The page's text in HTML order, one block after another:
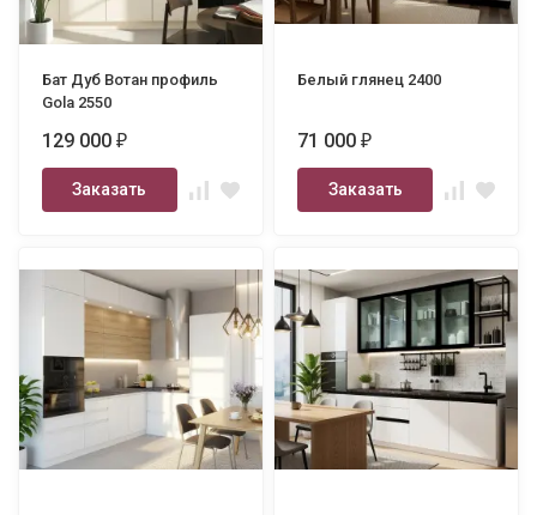
Бат Дуб Вотан профиль
Gola 2550
129 000₽
Заказать
Белый глянец 2400
71 000₽
Заказать